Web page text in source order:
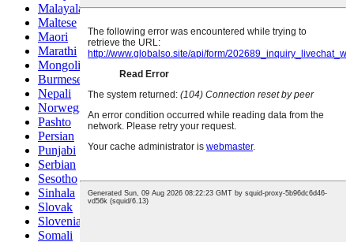
Malayalam
Maltese
Maori
Marathi
Mongolian
Burmese
Nepali
Norwegian
Pashto
Persian
Punjabi
Serbian
Sesotho
Sinhala
Slovak
Slovenian
Somali